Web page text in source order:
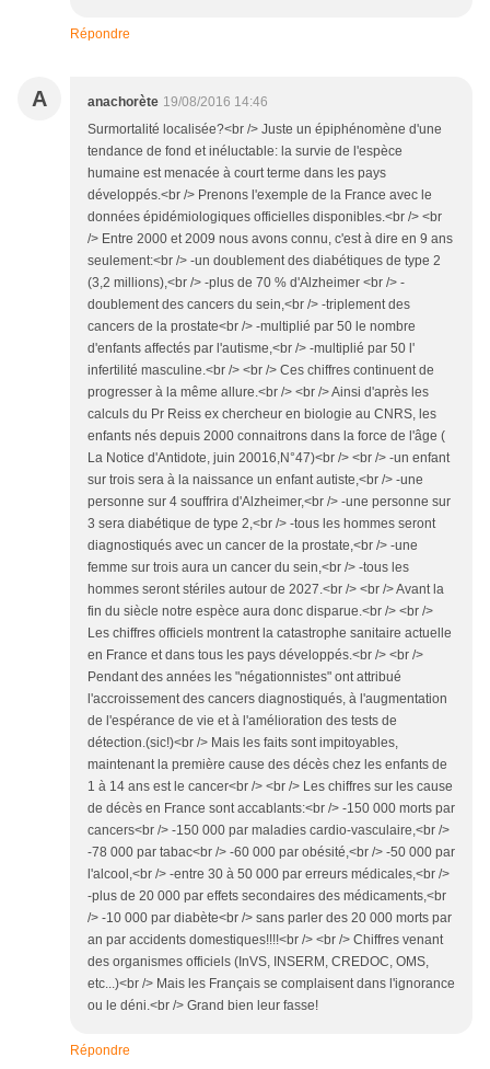
Répondre
A anachorète 19/08/2016 14:46
Surmortalité localisée?<br /> Juste un épiphénomène d'une
tendance de fond et inéluctable: la survie de l'espèce
humaine est menacée à court terme dans les pays
développés.<br /> Prenons l'exemple de la France avec le
données épidémiologiques officielles disponibles.<br /> <br
/> Entre 2000 et 2009 nous avons connu, c'est à dire en 9 ans
seulement:<br /> -un doublement des diabétiques de type 2
(3,2 millions),<br /> -plus de 70 % d'Alzheimer <br /> -
doublement des cancers du sein,<br /> -triplement des
cancers de la prostate<br /> -multiplié par 50 le nombre
d'enfants affectés par l'autisme,<br /> -multiplié par 50 l'
infertilité masculine.<br /> <br /> Ces chiffres continuent de
progresser à la même allure.<br /> <br /> Ainsi d'après les
calculs du Pr Reiss ex chercheur en biologie au CNRS, les
enfants nés depuis 2000 connaitrons dans la force de l'âge (
La Notice d'Antidote, juin 20016,N°47)<br /> <br /> -un enfant
sur trois sera à la naissance un enfant autiste,<br /> -une
personne sur 4 souffrira d'Alzheimer,<br /> -une personne sur
3 sera diabétique de type 2,<br /> -tous les hommes seront
diagnostiqués avec un cancer de la prostate,<br /> -une
femme sur trois aura un cancer du sein,<br /> -tous les
hommes seront stériles autour de 2027.<br /> <br /> Avant la
fin du siècle notre espèce aura donc disparue.<br /> <br />
Les chiffres officiels montrent la catastrophe sanitaire actuelle
en France et dans tous les pays développés.<br /> <br />
Pendant des années les "négationnistes" ont attribué
l'accroissement des cancers diagnostiqués, à l'augmentation
de l'espérance de vie et à l'amélioration des tests de
détection.(sic!)<br /> Mais les faits sont impitoyables,
maintenant la première cause des décès chez les enfants de
1 à 14 ans est le cancer<br /> <br /> Les chiffres sur les cause
de décès en France sont accablants:<br /> -150 000 morts par
cancers<br /> -150 000 par maladies cardio-vasculaire,<br />
-78 000 par tabac<br /> -60 000 par obésité,<br /> -50 000 par
l'alcool,<br /> -entre 30 à 50 000 par erreurs médicales,<br />
-plus de 20 000 par effets secondaires des médicaments,<br
/> -10 000 par diabète<br /> sans parler des 20 000 morts par
an par accidents domestiques!!!!<br /> <br /> Chiffres venant
des organismes officiels (InVS, INSERM, CREDOC, OMS,
etc...)<br /> Mais les Français se complaisent dans l'ignorance
ou le déni.<br /> Grand bien leur fasse!
Répondre